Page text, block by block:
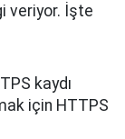
veriyor. İşte
kaydı
için HTTPS